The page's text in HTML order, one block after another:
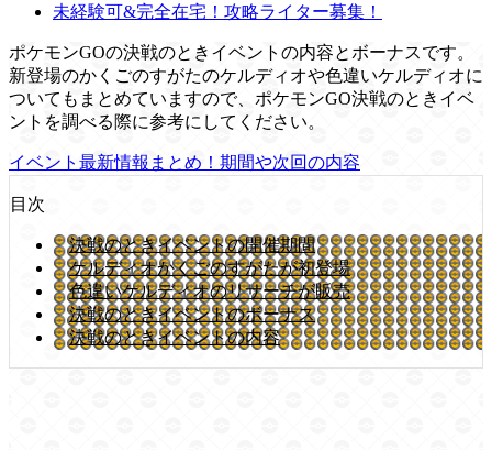
未経験可&完全在宅！攻略ライター募集！
ポケモンGOの決戦のときイベントの内容とボーナスです。
新登場のかくごのすがたのケルディオや色違いケルディオに
ついてもまとめていますので、ポケモンGO決戦のときイベ
ントを調べる際に参考にしてください。
イベント最新情報まとめ！期間や次回の内容
目次
決戦のときイベントの開催期間
ケルディオかくごのすがたが初登場
色違いケルディオのリサーチが販売
決戦のときイベントのボーナス
決戦のときイベントの内容